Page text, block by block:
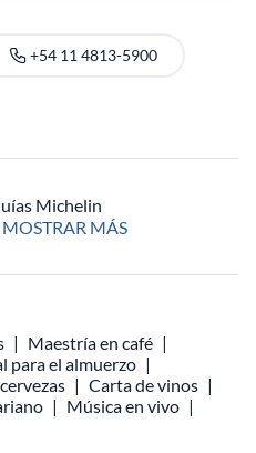
+54 11 4813-5900
Michelin
MOSTRAR MÁS
Maestría en café
para el almuerzo
Carta de vinos
Música en vivo